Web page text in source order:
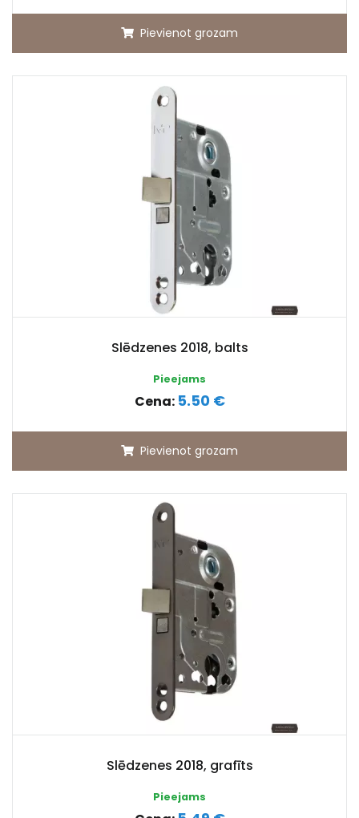
Pievienot grozam
Slēdzenes 2018, balts
Pieejams
Cena: 5.50 €
Pievienot grozam
Slēdzenes 2018, grafīts
Pieejams